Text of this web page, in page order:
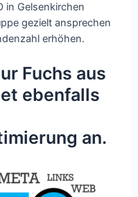
in Gelsenkirchen
gezielt ansprechen
erhöhen.
Fuchs aus
ebenfalls
an.